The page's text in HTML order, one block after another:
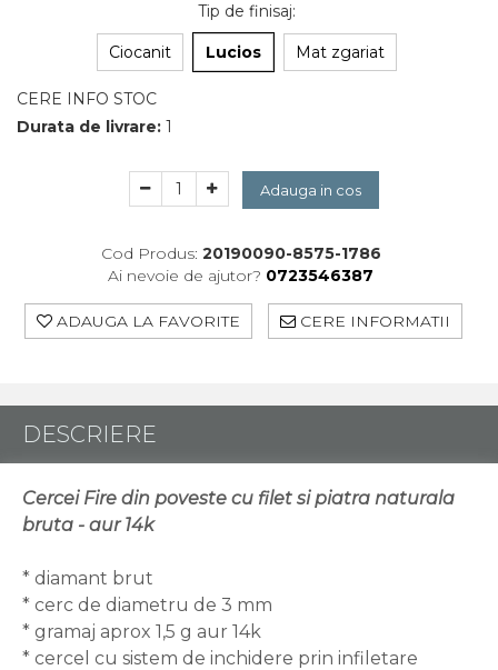
Tip de finisaj:
Ciocanit Lucios Mat zgariat
CERE INFO STOC
Durata de livrare: 1
Adauga in cos
Cod Produs: 20190090-8575-1786
Ai nevoie de ajutor? 0723546387
ADAUGA LA FAVORITE CERE INFORMATII
DESCRIERE
Cercei Fire din poveste cu filet si piatra naturala
bruta - aur 14k
* diamant brut
* cerc de diametru de 3 mm
* gramaj aprox 1,5 g aur 14k
* cercel cu sistem de inchidere prin infiletare